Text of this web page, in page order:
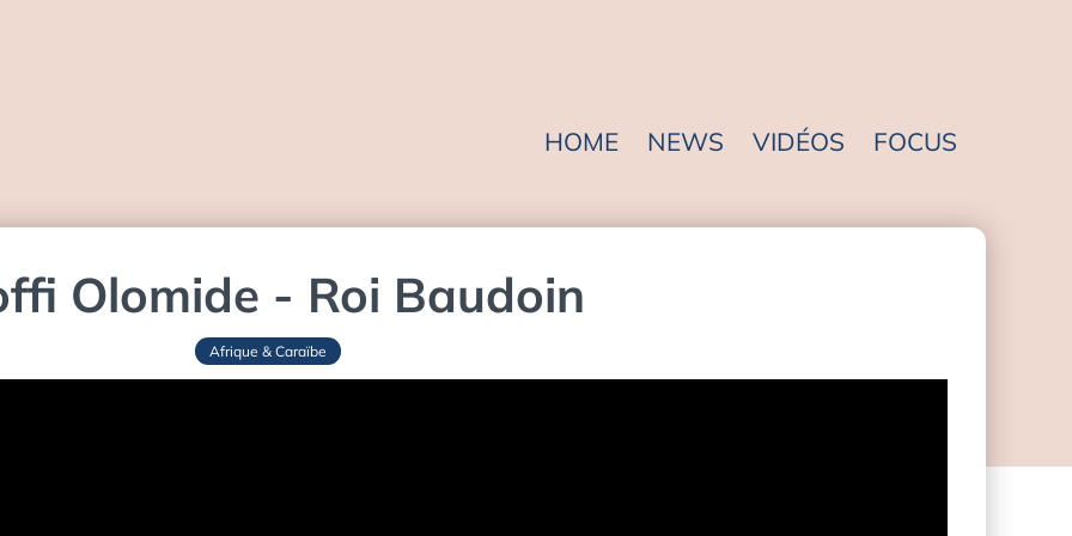
HOME NEWS VIDÉOS FOCUS
Olomide - Roi Baudoin
Afrique & Caraïbe